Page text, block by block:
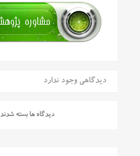
دیدگاهی وجود ندارد
دیدگاه ها بسته شدند